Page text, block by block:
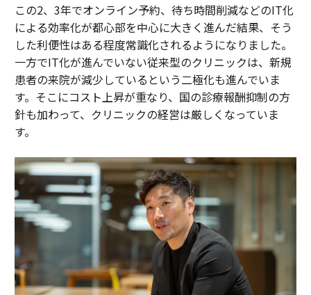
この2、3年でオンライン予約、待ち時間削減などのIT化
による効率化が都心部を中心に大きく進んだ結果、そう
した利便性はある程度常識化されるようになりました。
一方でIT化が進んでいない従来型のクリニックは、新規
患者の来院が減少しているという二極化も進んでいま
す。そこにコスト上昇が重なり、国の診療報酬抑制の方
針も加わって、クリニックの経営は厳しくなっていま
す。